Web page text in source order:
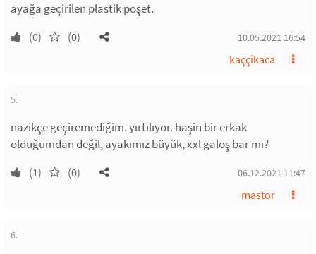
ayağa geçirilen plastik poşet.
(0) (0) 10.05.2021 16:54
kaççikaca
5.
nazikçe geçiremediğim. yırtılıyor. haşin bir erkak
olduğumdan değil, ayakımız büyük, xxl galoş bar mı?
(1) (0) 06.12.2021 11:47
mastor
6.